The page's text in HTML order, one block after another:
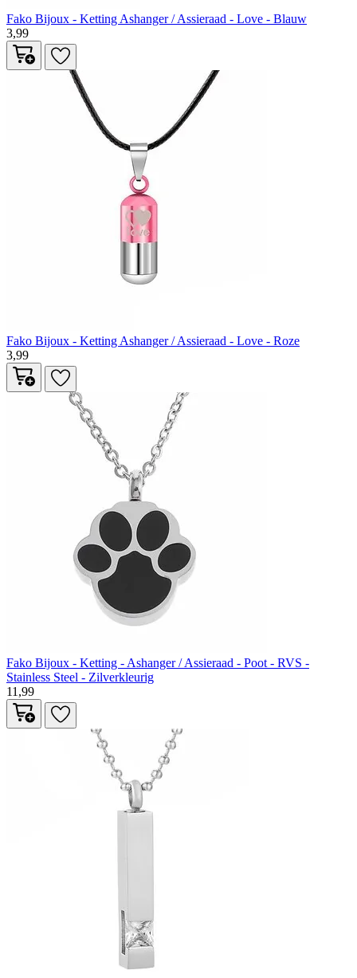
Fako Bijoux - Ketting Ashanger / Assieraad - Love - Blauw
3,99
Fako Bijoux - Ketting Ashanger / Assieraad - Love - Roze
3,99
Fako Bijoux - Ketting - Ashanger / Assieraad - Poot - RVS -
Stainless Steel - Zilverkleurig
11,99